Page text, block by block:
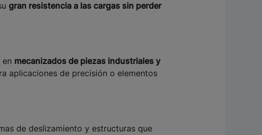
gran resistencia a las cargas sin perder
mecanizados de piezas industriales y
aplicaciones de precisión o elementos
de deslizamiento y estructuras que